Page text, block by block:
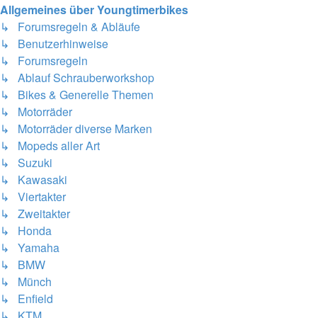
Allgemeines über Youngtimerbikes
↳ Forumsregeln & Abläufe
↳ Benutzerhinweise
↳ Forumsregeln
↳ Ablauf Schrauberworkshop
↳ Bikes & Generelle Themen
↳ Motorräder
↳ Motorräder diverse Marken
↳ Mopeds aller Art
↳ Suzuki
↳ Kawasaki
↳ Viertakter
↳ Zweitakter
↳ Honda
↳ Yamaha
↳ BMW
↳ Münch
↳ Enfield